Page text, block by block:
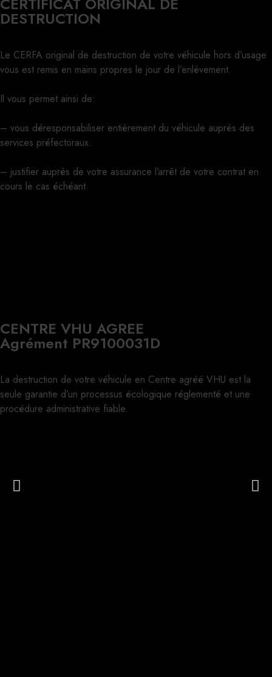
DESTRUCTION
Le CERFA original de destruction de votre véhicule hors d’usage
vous est remis en mains propres le jour de l’enlèvement.
Il vous permet ainsi de:
– vous déresponsabiliser entièrement du véhicule auprès des
services préfectoraux.
– justifier auprès de votre assurance l’arrêt de votre contrat en
cours le cas échéant.
CENTRE VHU AGREE
Agrément PR9100031D
La destruction de votre véhicule en Centre agréé VHU est la
seule garantie d’un processus écologique réglementé et une
procédure administrative fiable.